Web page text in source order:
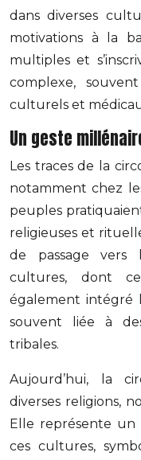
dans diverses
motivations à la
multiples et
complexe,
culturels et
Un geste
Les traces de la
notamment chez
peuples
religieuses et
de passage vers
cultures, dont
également intégré
souvent liée à
tribales.
Aujourd’hui, la
diverses religions,
Elle représente un
ces cultures,